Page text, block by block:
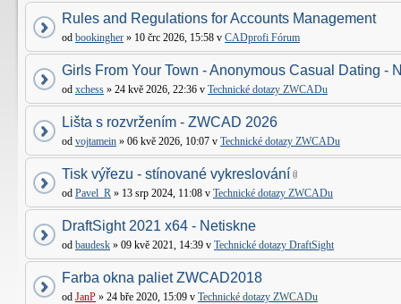
Rules and Regulations for Accounts Management
od bookingher » 10 črc 2026, 15:58 v CADprofi Fórum
Girls From Your Town - Anonymous Casual Dating -
od xchess » 24 kvě 2026, 22:36 v Technické dotazy ZWCADu
Lišta s rozvržením - ZWCAD 2026
od vojtamein » 06 kvě 2026, 10:07 v Technické dotazy ZWCADu
Tisk výřezu - stínované vykreslování
od Pavel_R » 13 srp 2024, 11:08 v Technické dotazy ZWCADu
DraftSight 2021 x64 - Netiskne
od baudesk » 09 kvě 2021, 14:39 v Technické dotazy DraftSight
Farba okna paliet ZWCAD2018
od JanP » 24 bře 2020, 15:09 v Technické dotazy ZWCADu